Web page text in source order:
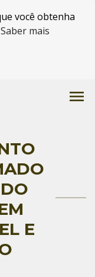
você obtenha
Saber mais
menu
E